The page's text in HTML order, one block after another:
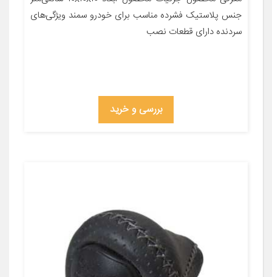
جنس پلاستیک فشرده مناسب برای خودرو سمند ویژگی‌های
سردنده دارای قطعات نصب
بررسی و خرید